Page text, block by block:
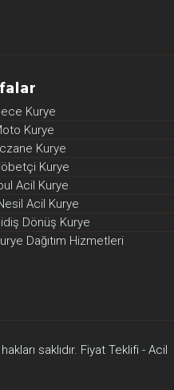
Kurye
Kurye
Kurye
Kurye
Acil Kurye
Acil Kurye
Dönüş Kurye
Dağıtım Hizmetleri
saklıdır. Fiyat Teklifi - Acil